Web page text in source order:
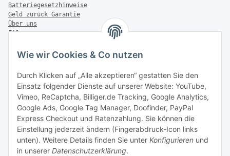
Wie wir Cookies & Co nutzen
Durch Klicken auf „Alle akzeptieren“ gestatten Sie den
Einsatz folgender Dienste auf unserer Website: YouTube,
Vimeo, ReCaptcha, Billiger.de Tracking, Google Analytics,
Google Ads, Google Tag Manager, Doofinder, PayPal
Express Checkout und Ratenzahlung. Sie können die
Einstellung jederzeit ändern (Fingerabdruck-Icon links
unten). Weitere Details finden Sie unter Konfigurieren und
in unserer Datenschutzerklärung.
Batteriegesetzhinweise
Geld zurück Garantie
Über uns
FAQ
Zahlung & Versand
Versandinformationen